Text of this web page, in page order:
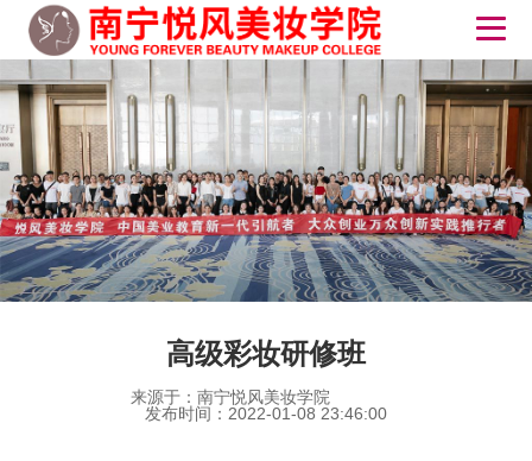
高级彩妆研修班
来源于：南宁悦风美妆学院
发布时间：2022-01-08 23:46:00